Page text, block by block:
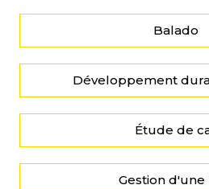
Balado
Développement
Étude de
Gestion d'une